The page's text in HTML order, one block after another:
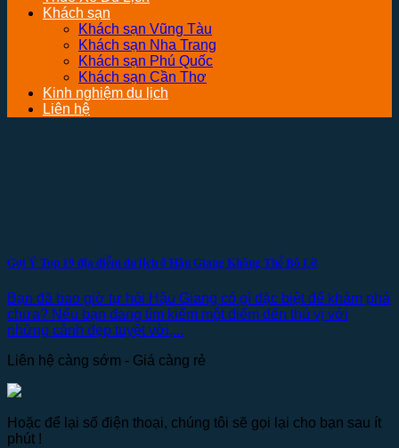
Khách sạn
Khách sạn Vũng Tàu
Khách sạn Nha Trang
Khách sạn Phú Quốc
Khách sạn Cần Thơ
Kinh nghiệm du lịch
Liên hệ
Gợi Ý Top 19 địa điểm du lịch ở Hậu Giang Không Thể Bỏ Lỡ
Bạn đã bao giờ tự hỏi Hậu Giang có gì đặc biệt để khám phá
chưa? Nếu bạn đang tìm kiếm một điểm đến thú vị với
những cảnh đẹp tuyệt vời,...
Liên hệ càng sớm - Giá càng rẻ
Hoặc để lại số điện thoại, chúng tôi sẽ gọi lại cho bạn sau ít
phút !